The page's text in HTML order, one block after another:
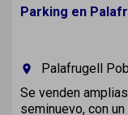
Parking en
room
Palafrugell
Se venden
seminuevo, con